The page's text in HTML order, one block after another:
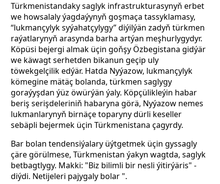
Türkmenistandaky saglyk infrastrukturasynyň erbet
we howsalaly ýagdaýynyň goşmaça tassyklamasy,
“lukmançylyk syýahatçylygy” diýilýän zadyň türkmen
raýatlarynyň arasynda barha artýan meşhurlygydyr.
Köpüsi bejergi almak üçin goňşy Özbegistana gidýär
we käwagt serhetden bikanun geçip uly
töwekgelçilik edýär. Hatda Nyýazow, lukmançylyk
kömegine mätäç bolanda, türkmen saglygy
goraýyşdan ýüz öwürýän ýaly. Köpçülikleýin habar
beriş serişdeleriniň habaryna görä, Nyýazow nemes
lukmanlarynyň birnäçe toparyny dürli keseller
sebäpli bejermek üçin Türkmenistana çagyrdy.
Bar bolan tendensiýalary üýtgetmek üçin gyssagly
çäre görülmese, Türkmenistan ýakyn wagtda, saglyk
betbagtlygy. Makki: "Biz bilimli bir nesli ýitirýäris" -
diýdi. Netijeleri pajygaly bolar ".